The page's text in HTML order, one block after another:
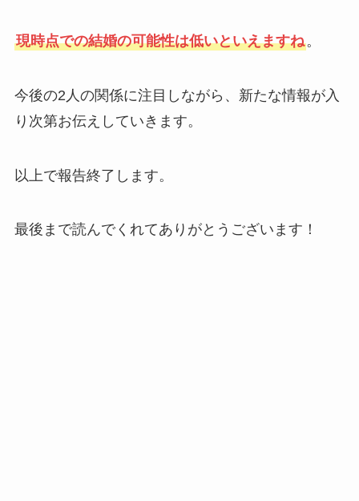
現時点での結婚の可能性は低いといえますね。
今後の2人の関係に注目しながら、新たな情報が入
り次第お伝えしていきます。
以上で報告終了します。
最後まで読んでくれてありがとうございます！